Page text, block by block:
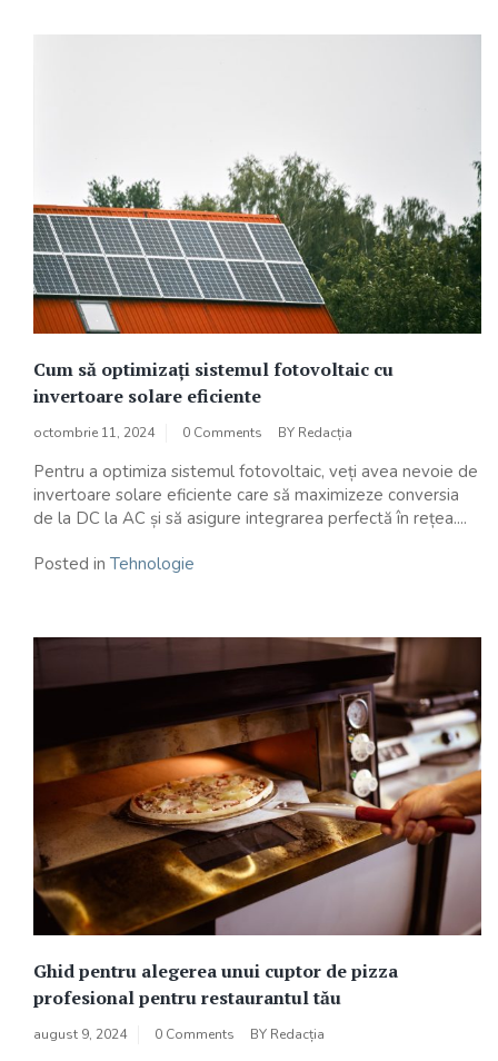
Cum să optimizați sistemul fotovoltaic cu
invertoare solare eficiente
octombrie 11, 2024 0 Comments BY Redacția
Pentru a optimiza sistemul fotovoltaic, veți avea nevoie de
invertoare solare eficiente care să maximizeze conversia
de la DC la AC și să asigure integrarea perfectă în rețea....
Posted in Tehnologie
Ghid pentru alegerea unui cuptor de pizza
profesional pentru restaurantul tău
august 9, 2024 0 Comments BY Redacția